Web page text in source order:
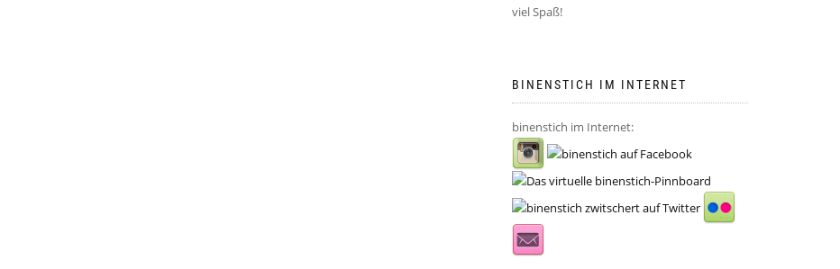
viel Spaß!
BINENSTICH IM INTERNET
binenstich im Internet: